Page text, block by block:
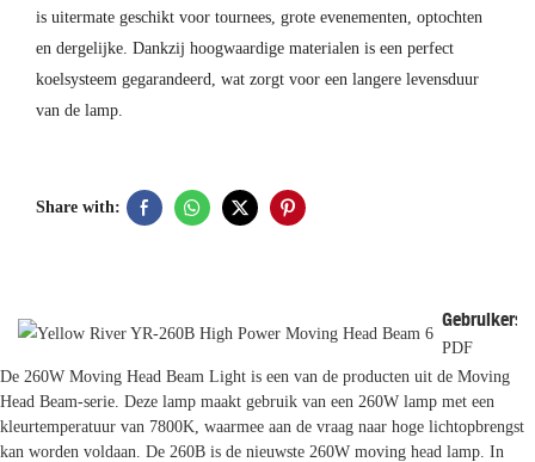
is uitermate geschikt voor tournees, grote evenementen, optochten
en dergelijke. Dankzij hoogwaardige materialen is een perfect
koelsysteem gegarandeerd, wat zorgt voor een langere levensduur
van de lamp.
Share with:
PDF
De 260W Moving Head Beam Light is een van de producten uit de Moving
Head Beam-serie. Deze lamp maakt gebruik van een 260W lamp met een
kleurtemperatuur van 7800K, waarmee aan de vraag naar hoge lichtopbrengst
kan worden voldaan. De 260B is de nieuwste 260W moving head lamp. In